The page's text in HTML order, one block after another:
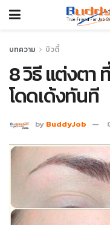
บทความ บิวตี้
8 วิธี แต่งตา
โดดเด้งทันที
by BuddyJob